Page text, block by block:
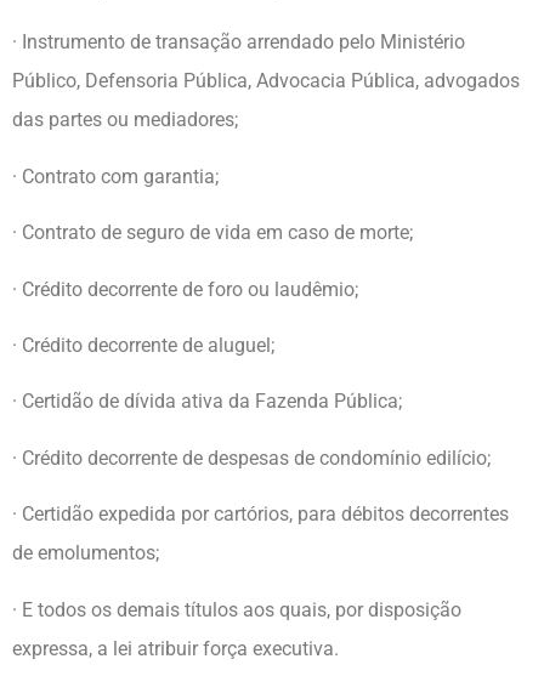
· Instrumento de transação arrendado pelo Ministério
Público, Defensoria Pública, Advocacia Pública, advogados
das partes ou mediadores;
· Contrato com garantia;
· Contrato de seguro de vida em caso de morte;
· Crédito decorrente de foro ou laudêmio;
· Crédito decorrente de aluguel;
· Certidão de dívida ativa da Fazenda Pública;
· Crédito decorrente de despesas de condomínio edilício;
· Certidão expedida por cartórios, para débitos decorrentes
de emolumentos;
· E todos os demais títulos aos quais, por disposição
expressa, a lei atribuir força executiva.